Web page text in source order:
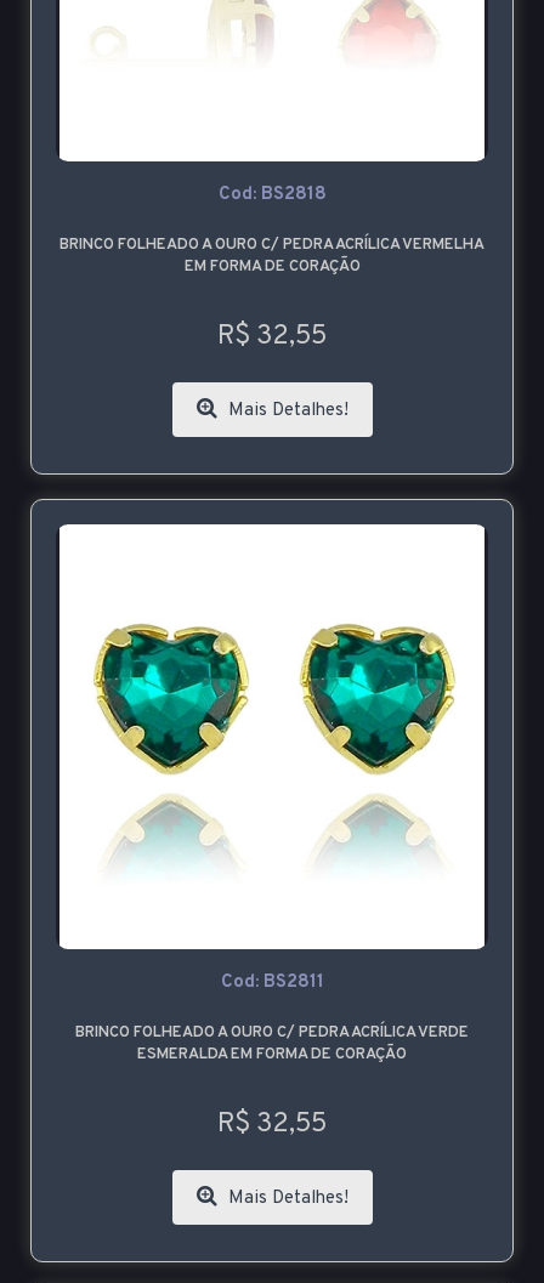
Cod: BS2818
BRINCO FOLHEADO A OURO C/ PEDRA ACRÍLICA VERMELHA
EM FORMA DE CORAÇÃO
R$ 32,55
Mais Detalhes!
Cod: BS2811
BRINCO FOLHEADO A OURO C/ PEDRA ACRÍLICA VERDE
ESMERALDA EM FORMA DE CORAÇÃO
R$ 32,55
Mais Detalhes!